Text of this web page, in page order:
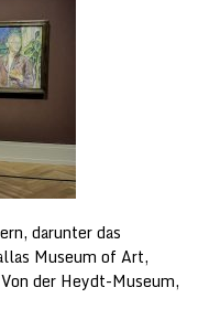
darunter das
Museum of Art,
der Heydt-Museum,